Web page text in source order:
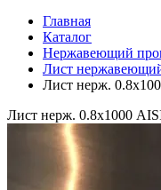
Главная
Каталог
Нержавеющий
Лист
Лист нерж.
Лист нерж. 0.8х1000